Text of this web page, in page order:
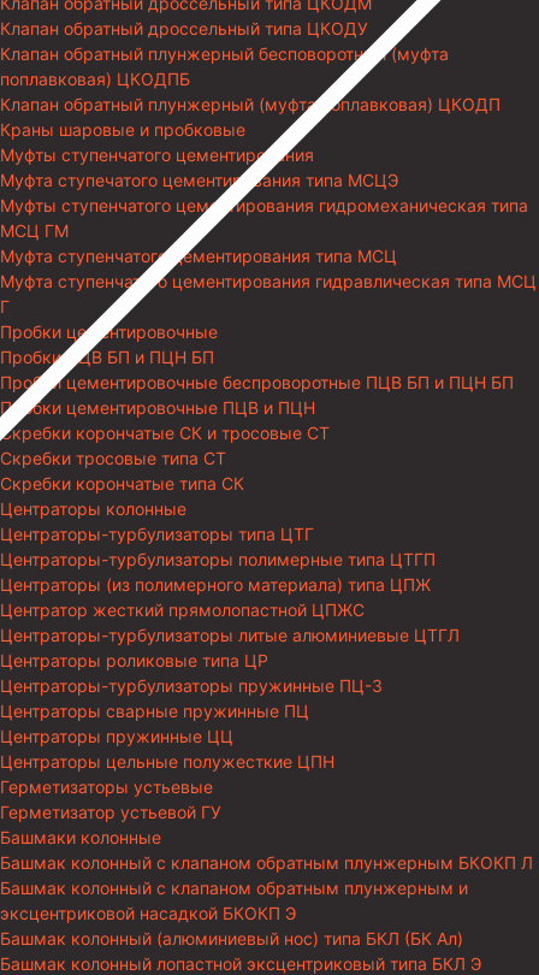
Клапан обратный дроссельный типа ЦКОДУ
Клапан обратный плунжерный бесповоротный (муфта
поплавковая) ЦКОДПБ
Клапан обратный плунжерный (муфта поплавковая) ЦКОДП
Краны шаровые и пробковые
Муфты ступенчатого цементирования
Муфта ступечатого цементирования типа МСЦЭ
Муфты ступенчатого цементирования гидромеханическая типа
МСЦ ГМ
Муфта ступенчатого цементирования типа МСЦ
Муфта ступенчатого цементирования гидравлическая типа МСЦ
Г
Пробки цементировочные
Пробки ПЦВ БП и ПЦН БП
Пробки цементировочные беспроворотные ПЦВ БП и ПЦН БП
Пробки цементировочные ПЦВ и ПЦН
Скребки корончатые СК и тросовые СТ
Скребки тросовые типа СТ
Скребки корончатые типа СК
Центраторы колонные
Центраторы-турбулизаторы типа ЦТГ
Центраторы-турбулизаторы полимерные типа ЦТГП
Центраторы (из полимерного материала) типа ЦПЖ
Центратор жесткий прямолопастной ЦПЖС
Центраторы-турбулизаторы литые алюминиевые ЦТГЛ
Центраторы роликовые типа ЦР
Центраторы-турбулизаторы пружинные ПЦ-3
Центраторы сварные пружинные ПЦ
Центраторы пружинные ЦЦ
Центраторы цельные полужесткие ЦПН
Герметизаторы устьевые
Герметизатор устьевой ГУ
Башмаки колонные
Башмак колонный с клапаном обратным плунжерным БКОКП Л
Башмак колонный с клапаном обратным плунжерным и
эксцентриковой насадкой БКОКП Э
Башмак колонный (алюминиевый нос) типа БКЛ (БК Ал)
Башмак колонный лопастной эксцентриковый типа БКЛ Э